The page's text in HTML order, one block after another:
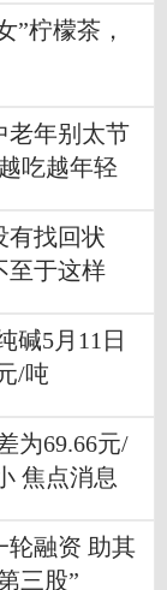
”柠檬茶，
老年别太节
吃越年轻
有找回状
至于这样
碱5月11日
/吨
为69.66元/
焦点消息
轮融资 助其
三股”